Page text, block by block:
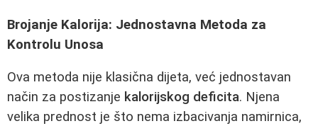
Brojanje Kalorija: Jednostavna Metoda za
Kontrolu Unosa
Ova metoda nije klasična dijeta, već jednostavan
način za postizanje kalorijskog deficita. Njena
velika prednost je što nema izbacivanja namirnica,